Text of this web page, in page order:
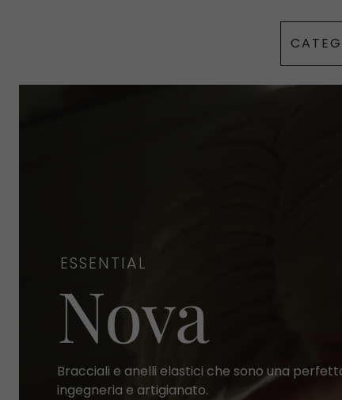
ESSENTIAL
Nova
Bracciali e anelli elastici che sono una
ingegneria e artigianato.